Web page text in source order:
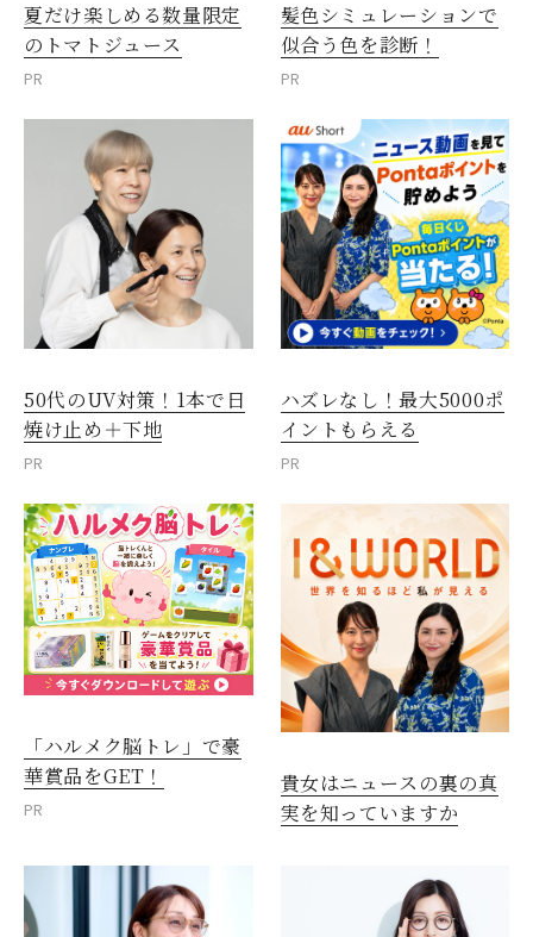
夏だけ楽しめる数量限定
のトマトジュース
PR
髪色シミュレーションで
似合う色を診断！
PR
50代のUV対策！1本で日
焼け止め＋下地
PR
ハズレなし！最大5000ポ
イントもらえる
PR
「ハルメク脳トレ」で豪
華賞品をGET！
PR
貴女はニュースの裏の真
実を知っていますか